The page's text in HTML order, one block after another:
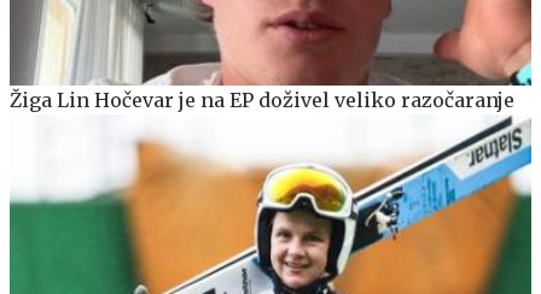
Žiga Lin Hočevar je na EP doživel veliko razočaranje